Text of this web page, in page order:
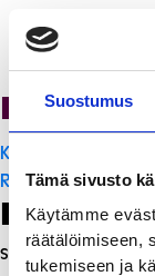
Suostumus
Tämä sivusto
Käytämme
räätälöimiseen,
tukemiseen ja
selaus
K-Citymarket Pori
Ristorante
Leave
Sinun täytyy